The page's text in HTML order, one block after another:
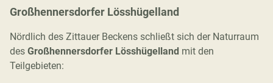
Großhennersdorfer Lösshügelland
Nördlich des Zittauer Beckens schließt sich der Naturraum
des Großhennersdorfer Lösshügelland mit den
Teilgebieten: